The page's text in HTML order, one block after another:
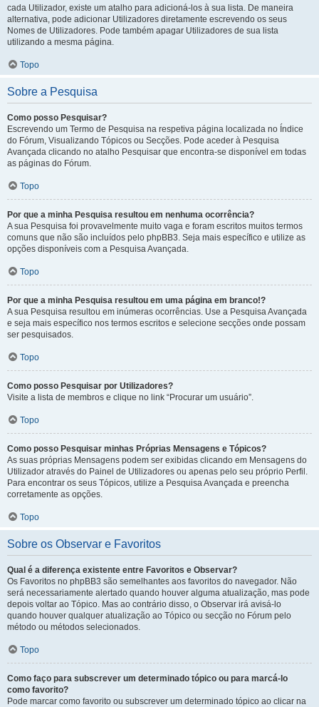
cada Utilizador, existe um atalho para adicioná-los à sua lista. De maneira
alternativa, pode adicionar Utilizadores diretamente escrevendo os seus
Nomes de Utilizadores. Pode também apagar Utilizadores de sua lista
utilizando a mesma página.
Topo
Sobre a Pesquisa
Como posso Pesquisar?
Escrevendo um Termo de Pesquisa na respetiva página localizada no Índice
do Fórum, Visualizando Tópicos ou Secções. Pode aceder à Pesquisa
Avançada clicando no atalho Pesquisar que encontra-se disponível em todas
as páginas do Fórum.
Topo
Por que a minha Pesquisa resultou em nenhuma ocorrência?
A sua Pesquisa foi provavelmente muito vaga e foram escritos muitos termos
comuns que não são incluídos pelo phpBB3. Seja mais específico e utilize as
opções disponíveis com a Pesquisa Avançada.
Topo
Por que a minha Pesquisa resultou em uma página em branco!?
A sua Pesquisa resultou em inúmeras ocorrências. Use a Pesquisa Avançada
e seja mais específico nos termos escritos e selecione secções onde possam
ser pesquisados.
Topo
Como posso Pesquisar por Utilizadores?
Visite a lista de membros e clique no link “Procurar um usuário”.
Topo
Como posso Pesquisar minhas Próprias Mensagens e Tópicos?
As suas próprias Mensagens podem ser exibidas clicando em Mensagens do
Utilizador através do Painel de Utilizadores ou apenas pelo seu próprio Perfil.
Para encontrar os seus Tópicos, utilize a Pesquisa Avançada e preencha
corretamente as opções.
Topo
Sobre os Observar e Favoritos
Qual é a diferença existente entre Favoritos e Observar?
Os Favoritos no phpBB3 são semelhantes aos favoritos do navegador. Não
será necessariamente alertado quando houver alguma atualização, mas pode
depois voltar ao Tópico. Mas ao contrário disso, o Observar irá avisá-lo
quando houver qualquer atualização ao Tópico ou secção no Fórum pelo
método ou métodos selecionados.
Topo
Como faço para subscrever um determinado tópico ou para marcá-lo
como favorito?
Pode marcar como favorito ou subscrever um determinado tópico ao clicar na